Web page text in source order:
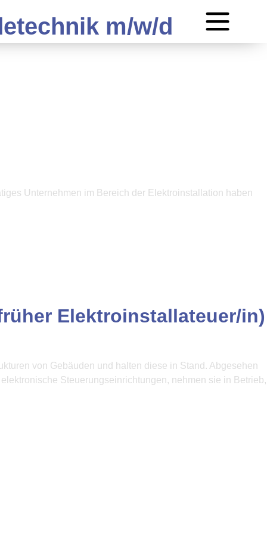
m/w/d
Unternehmen im Bereich der Elektroinstallation haben
Elektroinstallateuer/in)
von Gebäuden und halten diese in Stand. Abgesehen
Steuerungseinrichtungen, nehmen sie in Betrieb,